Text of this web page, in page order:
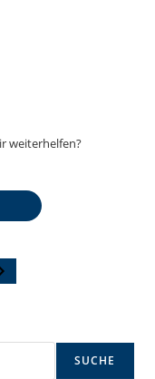
weiterhelfen?
SUCHE